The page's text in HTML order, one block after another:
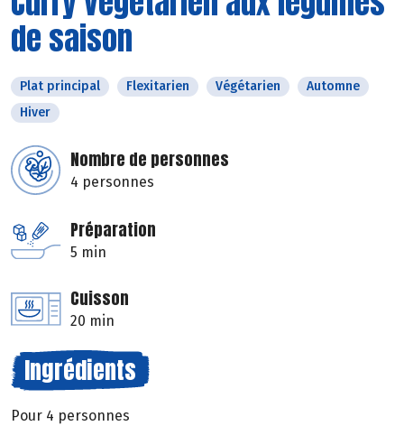
de saison
Plat principal Flexitarien Végétarien
Automne
Hiver
Nombre de personnes
4 personnes
Préparation
5 min
Cuisson
20 min
Ingrédients
Pour 4 personnes